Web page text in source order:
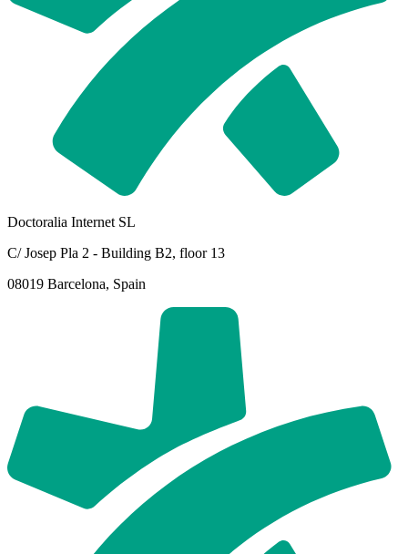
Doctoralia Internet SL
C/ Josep Pla 2 - Building B2, floor 13
08019 Barcelona, Spain